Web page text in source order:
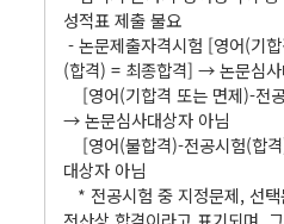
성적표 제출 불요
- 논문제출자격시험 [영어(기
(합격) = 최종합격] → 논문심
[영어(기합격 또는 면제)-전
→ 논문심사대상자 아님
[영어(불합격)-전공시험(합
대상자 아님
* 전공시험 중 지정문제, 선